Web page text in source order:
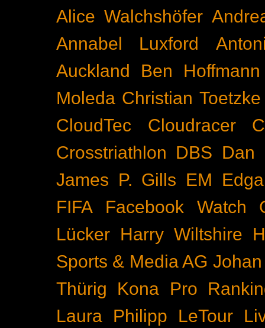
Alice Walchshöfer
Annabel Luxford
Auckland
Ben Hoffmann
Moleda Christian Toetzke
CloudTec
Cloudracer
Crosstriathlon DBS Dan
James P. Gills EM
FIFA
Facebook Watch
Lücker Harry Wiltshire
Sports & Media AG
Thürig
Kona Pro
Laura Philipp
LeTour